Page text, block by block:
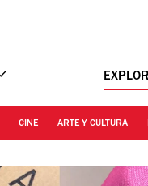
CINE ARTE Y CULTURA